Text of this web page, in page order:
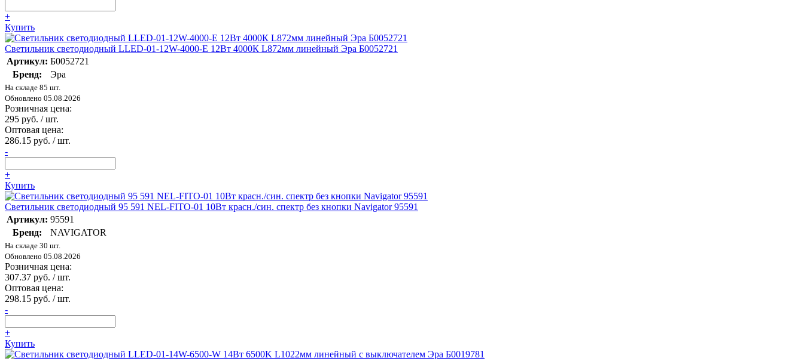
+
Купить
Светильник светодиодный LLED-01-12W-4000-E 12Вт 4000К L872мм линейный Эра Б0052721
Артикул: Б0052721
Бренд:
Эра
На складе 85 шт.
Обновлено 05.08.2026
Розничная цена:
295 руб. / шт.
Оптовая цена:
286.15 руб. / шт.
-
+
Купить
Светильник светодиодный 95 591 NEL-FITO-01 10Вт красн./син. спектр без кнопки Navigator 95591
Артикул: 95591
Бренд:
NAVIGATOR
На складе 30 шт.
Обновлено 05.08.2026
Розничная цена:
307.37 руб. / шт.
Оптовая цена:
298.15 руб. / шт.
-
+
Купить